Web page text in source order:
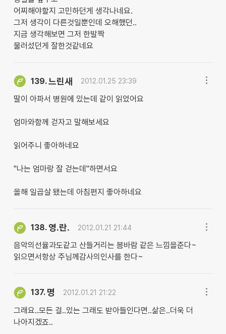
어찌해야할지 고민하던게 생각나네요.
그저 생각이 다른것일뿐인데 오해했던..
지금 생각해보면 그저 한발짝
물러섰던게 잘한것같네요
139.느린새 2012.01.25 23:39
딸이 아파서 병원에 있는데 같이 읽었어요
엄마와함께 걷자고 말해보세요
읽어주니 좋아하네요
"나는 엄마랑 잘 걷는데"하면서요
올해 일곱살 됐는데 아침편지 좋아하네요
138. 영.란. 2012.01.21 21:44
음악의선율과도같고 산들거리는 봄바람 같은 느낌을준다~
읽으면서항상 주님께감사의인사를 한다~
137. 명 2012.01.21 21:22
그래요..모든 걸..있는 그래도 받아들인다면..삶은..더욱 더
나아지겠죠..